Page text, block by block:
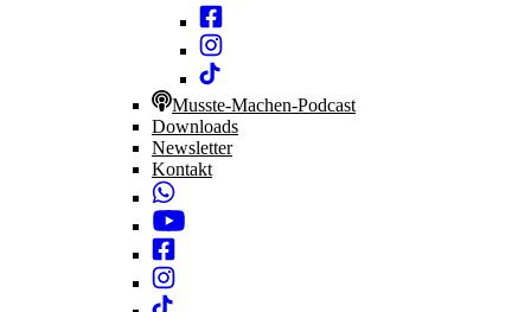
Musste-Machen-Podcast
Downloads
Newsletter
Kontakt